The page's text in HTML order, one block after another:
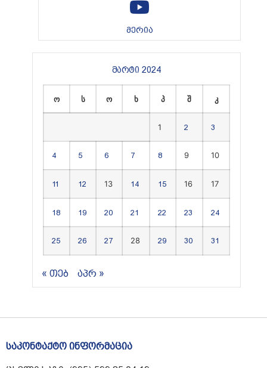
მერია
მარტი 2024
ო ს ო ხ პ შ კ
1 2 3
4 5 6 7 8 9 10
11 12 13 14 15 16 17
18 19 20 21 22 23 24
25 26 27 28 29 30 31
« თებ აპრ »
საკონტაქტო ინფორმაცია